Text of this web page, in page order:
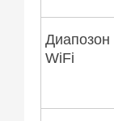
Диапозон
WiFi